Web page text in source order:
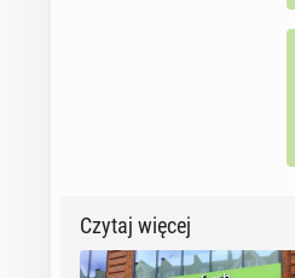
Czytaj więcej